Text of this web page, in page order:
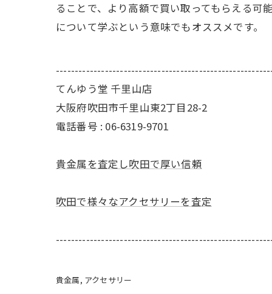
ることで、より高額で買い取ってもらえる可
について学ぶという意味でもオススメです。
てんゆう堂 千里山店
大阪府吹田市千里山東2丁目28-2
電話番号 : 06-6319-9701
貴金属を査定し吹田で厚い信頼
吹田で様々なアクセサリーを査定
貴金属 アクセサリー